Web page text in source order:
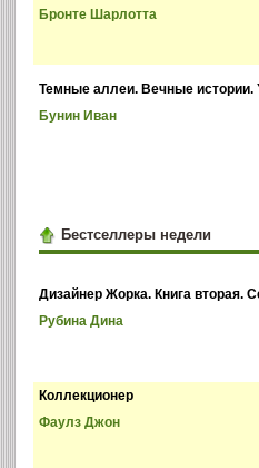
Бронте Шарлотта
Темные аллеи. Вечные истории.
Бунин Иван
Бестселлеры недели
Дизайнер Жорка. Книга вторая.
Рубина Дина
Коллекционер
Фаулз Джон